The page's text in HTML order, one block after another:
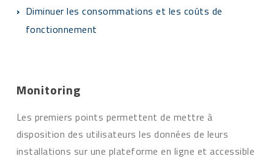
Diminuer les consommations et les coûts de
fonctionnement
Monitoring
Les premiers points permettent de mettre à
disposition des utilisateurs les données de leurs
installations sur une plateforme en ligne et accessible